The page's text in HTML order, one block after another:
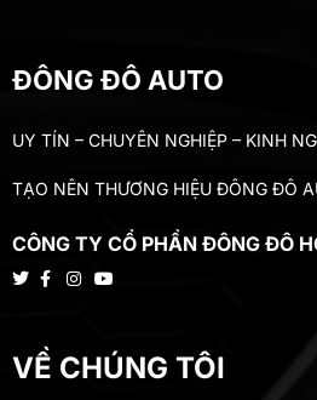
ĐÔNG ĐÔ AUTO
UY TÍN – CHUYÊN NGHIỆP – KINH
TẠO NÊN THƯƠNG HIỆU ĐÔNG ĐÔ
CÔNG TY CỔ PHẦN ĐÔNG ĐÔ
VỀ CHÚNG TÔI